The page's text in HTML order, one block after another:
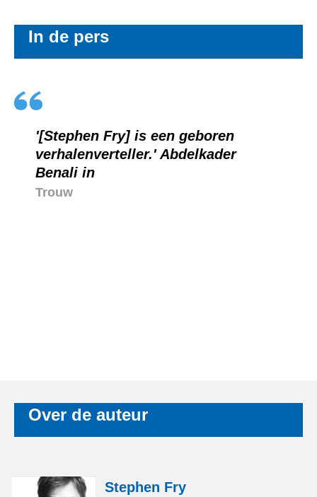
In de pers
'[Stephen Fry] is een geboren
verhalenverteller.' Abdelkader
Benali in
Trouw
Over de auteur
Stephen Fry